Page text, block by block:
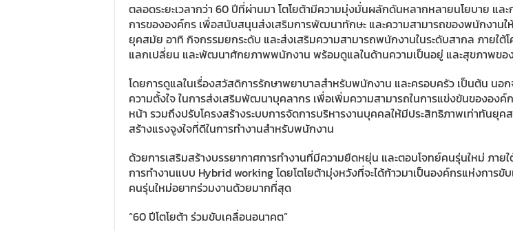
ตลอดระยะเวลากว่า 60 ปีที่ผ่านมา โตโยต้ามีความมุ่งมั่นผลักดันหลากหลายนโยบาย และ
การขององค์กร เพื่อสนับสนุนส่งเสริมการพัฒนาทักษะ และความสามารถของพนักงานใ
ยุคสมัย อาทิ กิจกรรมยกระดับ และส่งเสริมความสามารถพนักงานในระดับสากล ภายใต้โ
แลกเปลี่ยน และพัฒนาศักยภาพพนักงาน พร้อมดูแลในด้านความเป็นอยู่ และสุขภาพขอ
โดยการดูแลในเรื่องสวัสดิการรักษาพยาบาลสำหรับพนักงาน และครอบครัว เป็นต้น นอ
ความตั้งใจ ในการส่งเสริมพัฒนาบุคลากร เพื่อเพิ่มความสามารถในการแข่งขันขององค์
หน้า รวมถึงปรับโครงสร้างระบบการจัดการบริหารงานบุคคลให้มีประสิทธิภาพเท่าทันยุค
สร้างแรงจูงใจที่ดีในการทำงานสำหรับพนักงาน
ด้วยการเสริมสร้างบรรยากาศการทำงานที่มีความยืดหยุ่น และตอบโจทย์คนรุ่นใหม่ ภาย
การทำงานแบบ Hybrid working โดยโตโยต้ามุ่งหวังที่จะได้ก้าวมาเป็นองค์กรแห่งการขั
คนรุ่นใหม่อยากร่วมงานด้วยมากที่สุด
“60 ปีโตโยต้า ร่วมขับเคลื่อนอนาคต”